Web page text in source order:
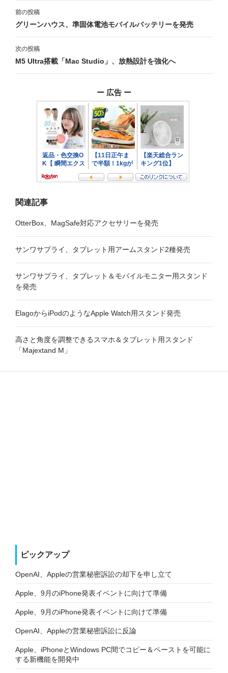
投
稿
ナ
ビ
前の投稿
グリーンハウス、準固体電池モバイルバッテリーを発売
次の投稿
M5 Ultra搭載「Mac Studio」、放熱設計を強化へ
ー 広告 ー
関連記事
OtterBox、MagSafe対応アクセサリーを発売
サンワサプライ、タブレット用アームスタンド2種発売
サンワサプライ、タブレット＆モバイルモニター用スタンド
を発売
ElagoからiPodのようなApple Watch用スタンド発売
高さと角度を調整できるスマホ＆タブレット用スタンド
「Majextand M」
ピックアップ
OpenAI、Appleの営業秘密訴訟の却下を申し立て
Apple、9月のiPhone発表イベントに向けて準備
Apple、9月のiPhone発表イベントに向けて準備
OpenAI、Appleの営業秘密訴訟に反論
Apple、iPhoneとWindows PC間でコピー＆ペーストを可能に
する新機能を開発中